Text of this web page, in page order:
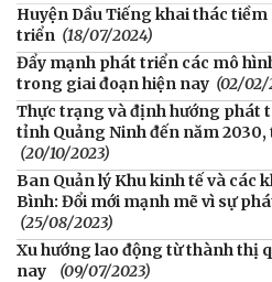
Huyện Dầu Tiếng khai thác
triển (18/07/2024)
Đẩy mạnh phát triển các mô
trong giai đoạn hiện nay (02/02/
Thực trạng và định hướng phát
tỉnh Quảng Ninh đến năm
(20/10/2023)
Ban Quản lý Khu kinh tế và các
Bình: Đổi mới mạnh mẽ vì sự
(25/08/2023)
Xu hướng lao động từ thành thị
nay
(09/07/2023)